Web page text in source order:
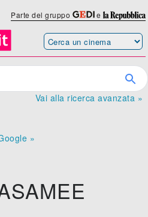
Parte del gruppo e
Vai alla ricerca avanzata »
»